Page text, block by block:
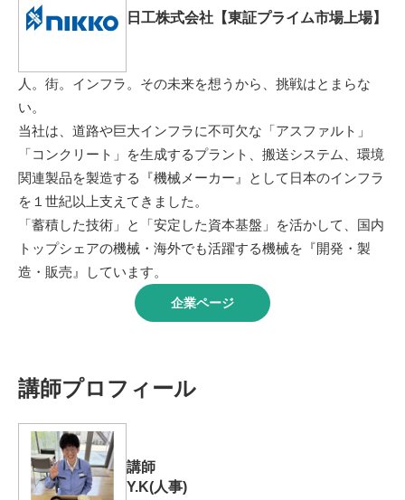
日工株式会社【東証プライム市場上場】
人。街。インフラ。その未来を想うから、挑戦はとまらな
い。
当社は、道路や巨大インフラに不可欠な「アスファルト」
「コンクリート」を生成するプラント、搬送システム、環境
関連製品を製造する『機械メーカー』として日本のインフラ
を１世紀以上支えてきました。
「蓄積した技術」と「安定した資本基盤」を活かして、国内
トップシェアの機械・海外でも活躍する機械を『開発・製
造・販売』しています。
企業ページ
講師プロフィール
講師
Y.K(人事)